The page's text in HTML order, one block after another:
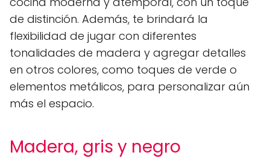
de distinción. Además, te brindará la
flexibilidad de jugar con diferentes
tonalidades de madera y agregar detalles
en otros colores, como toques de verde o
elementos metálicos, para personalizar aún
más el espacio.
Madera, gris y negro